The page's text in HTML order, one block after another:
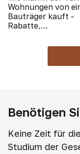
Wohnungen von
Bauträger kauft -
Rabatte,
Benötigen
Keine Zeit für
Studium der